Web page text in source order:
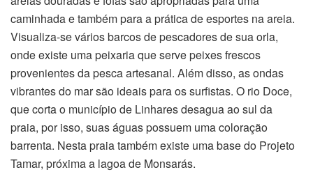
caminhada e também para a prática de esportes na areia.
Visualiza-se vários barcos de pescadores de sua orla,
onde existe uma peixaria que serve peixes frescos
provenientes da pesca artesanal. Além disso, as ondas
vibrantes do mar são ideais para os surfistas. O rio Doce,
que corta o município de Linhares desagua ao sul da
praia, por isso, suas águas possuem uma coloração
barrenta. Nesta praia também existe uma base do Projeto
Tamar, próxima a lagoa de Monsarás.